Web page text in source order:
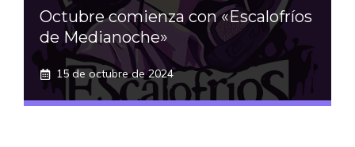
Octubre comienza con «Escalofríos
de Medianoche»
15 de octubre de 2024